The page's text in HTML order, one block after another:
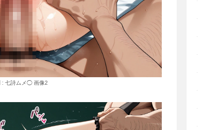
: 七詩ムメ◯ 画像2